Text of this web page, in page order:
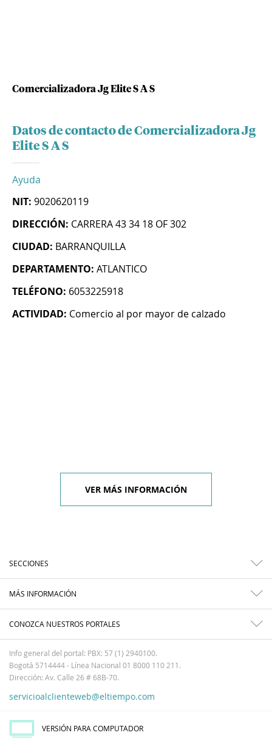
Comercializadora Jg Elite S A S
Datos de contacto de Comercializadora Jg
Elite S A S
Ayuda
NIT: 9020620119
DIRECCIÓN: CARRERA 43 34 18 OF 302
CIUDAD: BARRANQUILLA
DEPARTAMENTO: ATLANTICO
TELÉFONO: 6053225918
ACTIVIDAD: Comercio al por mayor de calzado
VER MÁS INFORMACIÓN
SECCIONES
MÁS INFORMACIÓN
CONOZCA NUESTROS PORTALES
Info general del portal: PBX: 57 (1) 2940100.
Bogotá 5714444 - Línea Nacional 01 8000 110 211.
Dirección: Av. Calle 26 # 68B-70.
servicioalclienteweb@eltiempo.com
VERSIÓN PARA COMPUTADOR